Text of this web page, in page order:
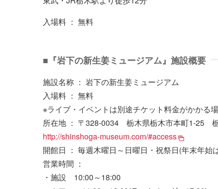
入場料 ： 無料
■『岩下の新生姜ミュージアム』施設概要
施設名称 ： 岩下の新生姜ミュージアム
入場料 ： 無料
※ライブ・イベントは別途チケット料金がかかる
所在地 ： 〒328-0034 栃木県栃木市本町1-25
http://shinshoga-museum.com/#access
開館日 ： 毎週木曜日～日曜日・祝祭日(年末年始
営業時間 ：
・施設 10:00～18:00